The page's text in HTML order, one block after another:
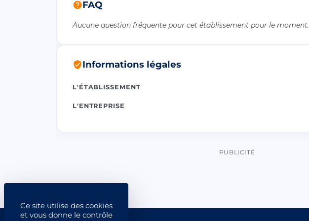
Ce site utilise des cookies
et vous donne le contrôle
FAQ
Aucune question fréquente pour cet établissement pour le moment.
Informations légales
L'ÉTABLISSEMENT
L'ENTREPRISE
PUBLICITÉ